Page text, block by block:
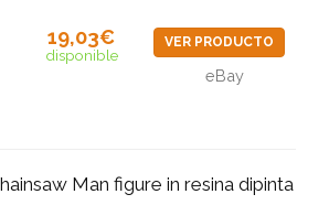
19,03€
disponible
VER PRODUCTO
eBay
Man figure in resina dipinta